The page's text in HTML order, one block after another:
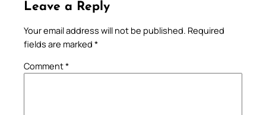
Leave a Reply
Your email address will not be published. Required
fields are marked *
Comment*